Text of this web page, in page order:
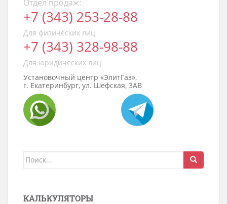
Отдел продаж:
+7 (343) 253-28-88
Для физических лиц
+7 (343) 328-98-88
Для юридических лиц
Установочный центр «ЭлитГаз»,
г. Екатеринбург, ул. Шефская, 3АВ
Поиск
КАЛЬКУЛЯТОРЫ